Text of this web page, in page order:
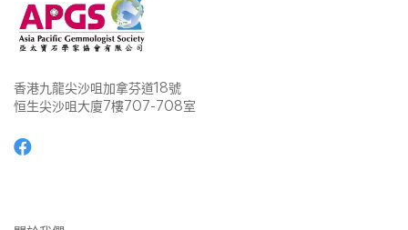
香港九龍尖沙咀加拿芬道18號
恒生尖沙咀大廈7樓707-708室